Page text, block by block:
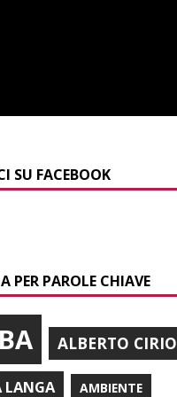
SU FACEBOOK
PER PAROLE CHIAVE
ALBERTO CIRIO
LANGA AMBIENTE